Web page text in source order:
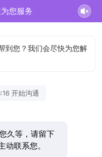
您服务
到您？我们会尽快为您解
开始沟通
久等，请留下
联系您。